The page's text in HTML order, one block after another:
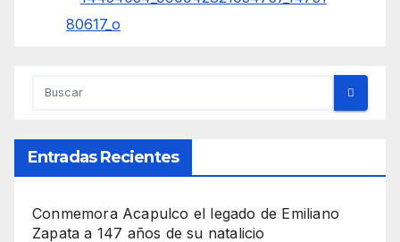
Entradas Recientes
Conmemora Acapulco el legado de Emiliano
Zapata a 147 años de su natalicio